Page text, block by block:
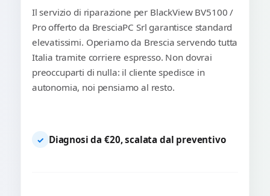
Il servizio di riparazione per BlackView BV5100 /
Pro offerto da BresciaPC Srl garantisce standard
elevatissimi. Operiamo da Brescia servendo tutta
Italia tramite corriere espresso. Non dovrai
preoccuparti di nulla: il cliente spedisce in
autonomia, noi pensiamo al resto.
✓ Diagnosi da €20, scalata dal preventivo